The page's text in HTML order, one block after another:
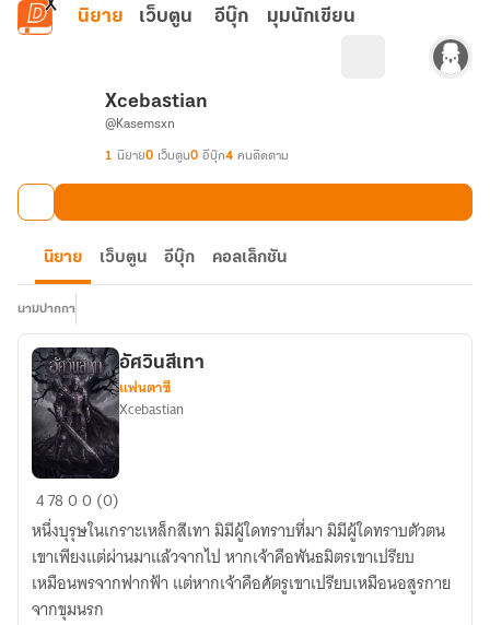
ข้ามไปยังเนื้อหาหลัก
นิยาย เว็บตูน อีบุ๊ก มุมนักเขียน
Xcebastian
@Kasemsxn
1 นิยาย0 เว็บตูน0 อีบุ๊ก4 คนติดตาม
นิยาย เว็บตูน อีบุ๊ก คอลเล็กชัน
นามปากกา
อัศวิน
เทา
อัศวินสีเทา
แฟนตาซี
Xcebastian
47800 (0)
หนึ่งบุรุษในเกราะเหล็กสีเทา มิมีผู้ใดทราบที่มา มิมีผู้ใดทราบตัวตน
เขาเพียงแต่ผ่านมาแล้วจากไป หากเจ้าคือพันธมิตรเขาเปรียบ
เหมือนพรจากฟากฟ้า แต่หากเจ้าคือศัตรูเขาเปรียบเหมือนอสูรกาย
จากขุมนรก